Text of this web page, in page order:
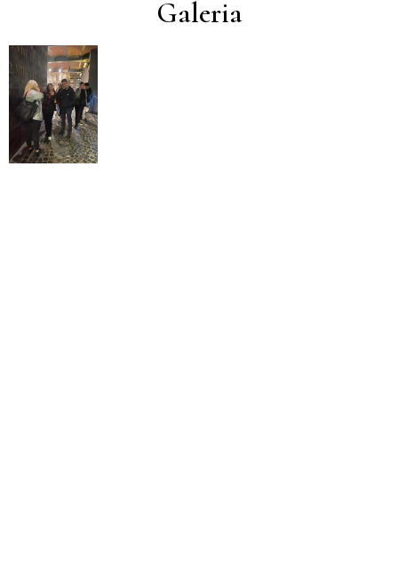
Galeria